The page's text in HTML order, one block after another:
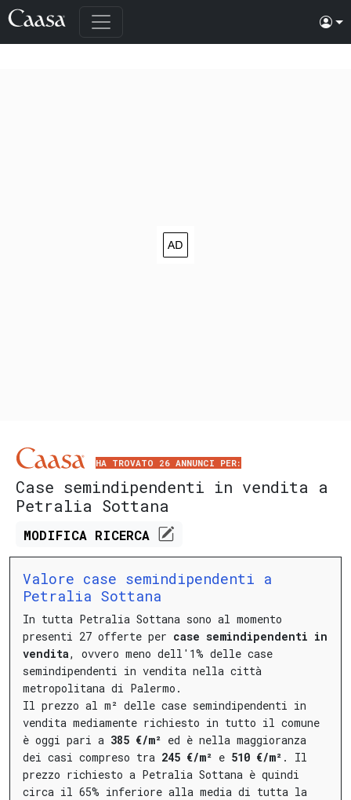
HA TROVATO 26 ANNUNCI PER:
Case semindipendenti in vendita a
Petralia Sottana
MODIFICA RICERCA
Valore case semindipendenti a
Petralia Sottana
In tutta Petralia Sottana sono al momento
presenti 27 offerte per case semindipendenti in
vendita, ovvero meno dell'1% delle case
semindipendenti in vendita nella città
metropolitana di Palermo.
Il prezzo al m² delle case semindipendenti in
vendita mediamente richiesto in tutto il comune
è oggi pari a 385 €/m² ed è nella maggioranza
dei casi compreso tra 245 €/m² e 510 €/m² . Il
prezzo richiesto a Petralia Sottana è quindi
circa il 65% inferiore alla media di tutta la